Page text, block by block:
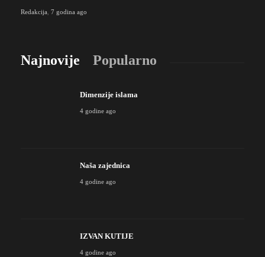
Redakcija 7 godina ago
Najnovije Popularno
Dimenzije islama
4 godine ago
Naša zajednica
4 godine ago
IZVAN KUTIJE
4 godine ago